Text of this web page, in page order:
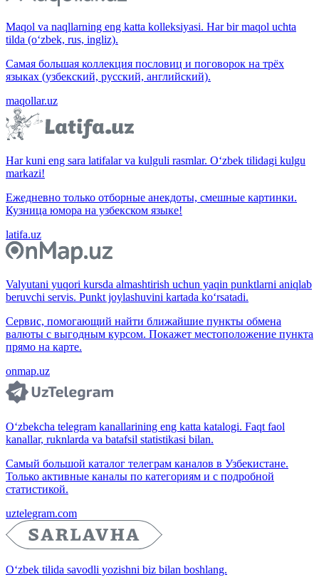
Maqol va naqllarning eng katta kolleksiyasi. Har bir maqol uchta
tilda (o‘zbek, rus, ingliz).
Самая большая коллекция пословиц и поговорок на трёх
языках (узбекский, русский, английский).
maqollar.uz
Har kuni eng sara latifalar va kulguli rasmlar. O‘zbek tilidagi kulgu
markazi!
Ежедневно только отборные анекдоты, смешные картинки.
Кузница юмора на узбекском языке!
latifa.uz
Valyutani yuqori kursda almashtirish uchun yaqin punktlarni aniqlab
beruvchi servis. Punkt joylashuvini kartada ko‘rsatadi.
Сервис, помогающий найти ближайшие пункты обмена
валюты с выгодным курсом. Покажет местоположение пункта
прямо на карте.
onmap.uz
O‘zbekcha telegram kanallarining eng katta katalogi. Faqt faol
kanallar, ruknlarda va batafsil statistikasi bilan.
Самый большой каталог телеграм каналов в Узбекистане.
Только активные каналы по категориям и с подробной
статистикой.
uztelegram.com
O‘zbek tilida savodli yozishni biz bilan boshlang.